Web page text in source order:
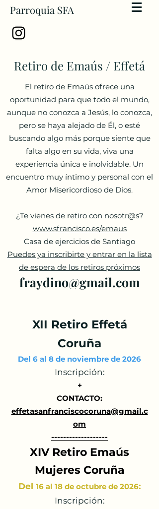
Parroquia SFA
Retiro de Emaús / Effetá
El retiro de Emaús ofrece una
oportunidad para que todo el mundo,
aunque no conozca a Jesús, lo conozca,
pero se haya alejado de Él, o esté
buscando algo más porque siente que
falta algo en su vida, viva una
experiencia única e inolvidable. Un
encuentro muy íntimo y personal con el
Amor Misericordioso de Dios.
¿Te vienes de retiro con nosotr@s?
www.sfrancisco.es/emaus
Casa de ejercicios de Santiago
Puedes ya inscribirte y entrar en la lista
de espera de los retiros próximos
fraydino@gmail.com
XII Retiro Effetá
Coruña
​Del 6 al 8 de noviembre de 2026
Inscripción:
+
CONTACTO:
effetasanfranciscocoruna@gmail.c
om
-------------------
XIV Retiro Emaús
Mujeres Coruña
Del 16 al 18 de octubre de 2026:
Inscripción: